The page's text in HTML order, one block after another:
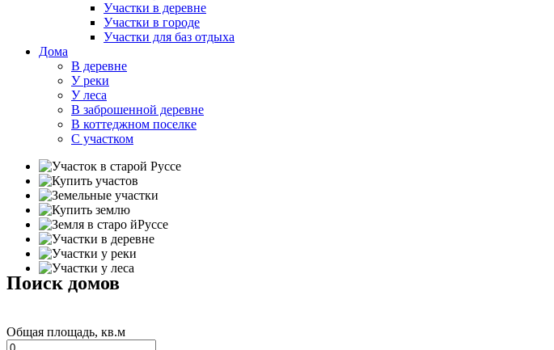
Участки в деревне
Участки в городе
Участки для баз отдыха
Дома
В деревне
У реки
У леса
В заброшенной деревне
В коттеджном поселке
С участком
Поиск домов
Общая площадь, кв.м